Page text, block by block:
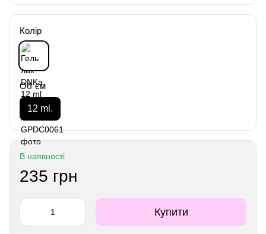
Колір
Об`єм
12 ml.
В наявності
235 грн
Купити